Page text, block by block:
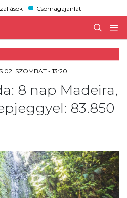
Csomagajánlat
02. SZOMBAT - 13:20
8 nap Madeira,
83.850